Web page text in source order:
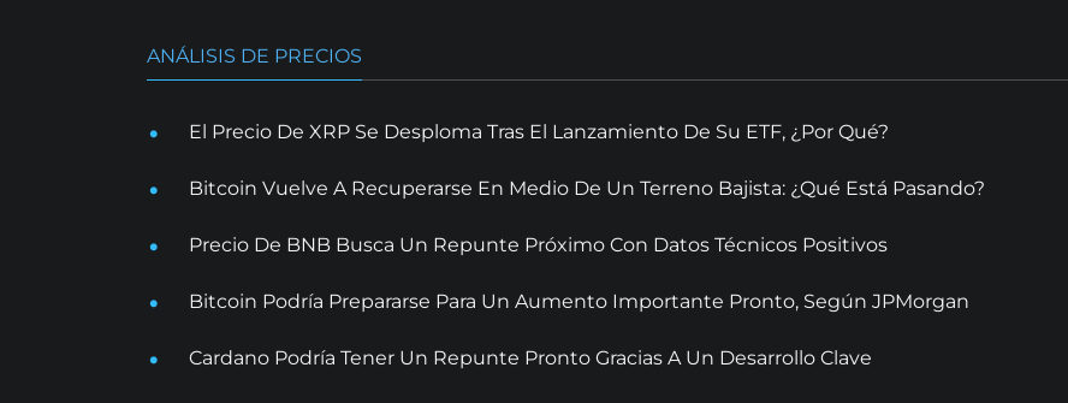
ANÁLISIS DE PRECIOS
El Precio De XRP Se Desploma Tras El Lanzamiento De Su ETF, ¿Por Qué?
Bitcoin Vuelve A Recuperarse En Medio De Un Terreno Bajista: ¿Qué Está Pasando?
Precio De BNB Busca Un Repunte Próximo Con Datos Técnicos Positivos
Bitcoin Podría Prepararse Para Un Aumento Importante Pronto, Según JPMorgan
Cardano Podría Tener Un Repunte Pronto Gracias A Un Desarrollo Clave